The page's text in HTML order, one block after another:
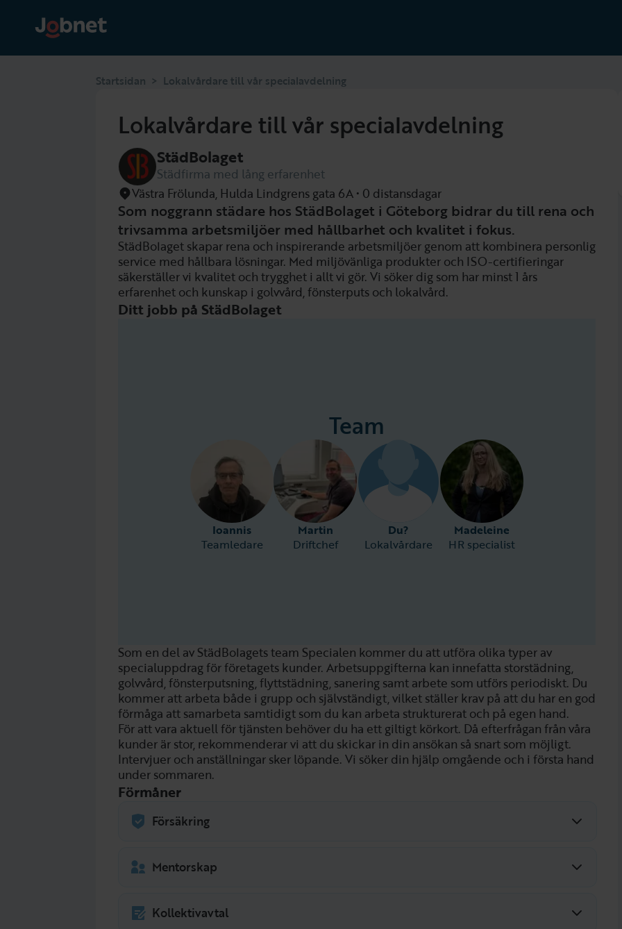
Startsidan > Lokalvårdare till vår specialavdelning
Lokalvårdare till vår specialavdelning
StädBolaget
Städfirma med lång erfarenhet
Västra Frölunda, Hulda Lindgrens gata 6A • 0 distansdagar
Som noggrann städare hos StädBolaget i Göteborg bidrar du till rena och
trivsamma arbetsmiljöer med hållbarhet och kvalitet i fokus.
StädBolaget skapar rena och inspirerande arbetsmiljöer genom att kombinera personlig
service med hållbara lösningar. Med miljövänliga produkter och ISO-certifieringar
säkerställer vi kvalitet och trygghet i allt vi gör. Vi söker dig som har minst 1 års
erfarenhet och kunskap i golvvård, fönsterputs och lokalvård.
Ditt jobb på StädBolaget
Team
Ioannis
Teamledare
Martin
Driftchef
Du?
Lokalvårdare
Madeleine
HR specialist
Som en del av StädBolagets team Specialen kommer du att utföra olika typer av
specialuppdrag för företagets kunder. Arbetsuppgifterna kan innefatta storstädning,
golvvård, fönsterputsning, flyttstädning, sanering samt arbete som utförs periodiskt. Du
kommer att arbeta både i grupp och självständigt, vilket ställer krav på att du har en god
förmåga att samarbeta samtidigt som du kan arbeta strukturerat och på egen hand.
För att vara aktuell för tjänsten behöver du ha ett giltigt körkort. Då efterfrågan från våra
kunder är stor, rekommenderar vi att du skickar in din ansökan så snart som möjligt.
Intervjuer och anställningar sker löpande. Vi söker din hjälp omgående och i första hand
under sommaren.
Förmåner
Försäkring
företagshälsovård och avtal med närliggande vårdcentral.
Mentorskap
Kollektivavtal